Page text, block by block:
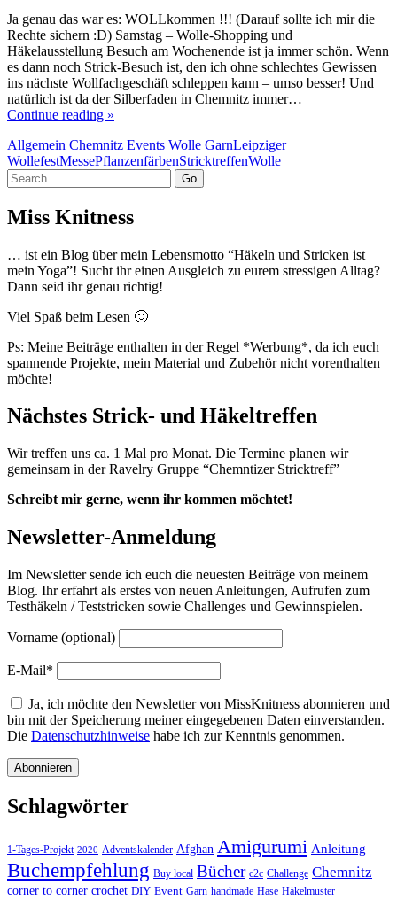
Ja genau das war es: WOLLkommen !!! (Darauf sollte ich mir die
Rechte sichern :D) Samstag – Wolle-Shopping und
Häkelausstellung Besuch am Wochenende ist ja immer schön. Wenn
es dann noch Strick-Besuch ist, den ich ohne schlechtes Gewissen
ins nächste Wollfachgeschäft schleppen kann – umso besser! Und
natürlich ist da der Silberfaden in Chemnitz immer…
Continue reading »
Allgemein Chemnitz Events Wolle GarnLeipziger
WollefestMessePflanzenfärbenStricktreffenWolle
Search
Miss Knitness
… ist ein Blog über mein Lebensmotto “Häkeln und Stricken ist
mein Yoga”! Sucht ihr einen Ausgleich zu eurem stressigen Alltag?
Dann seid ihr genau richtig!
Viel Spaß beim Lesen 🙂
Ps: Meine Beiträge enthalten in der Regel *Werbung*, da ich euch
spannende Projekte, mein Material und Zubehör nicht vorenthalten
möchte!
Nächstes Strick- und Häkeltreffen
Wir treffen uns ca. 1 Mal pro Monat. Die Termine planen wir
gemeinsam in der Ravelry Gruppe “Chemntizer Stricktreff”
Schreibt mir gerne, wenn ihr kommen möchtet!
Newsletter-Anmeldung
Im Newsletter sende ich euch die neuesten Beiträge von meinem
Blog. Ihr erfahrt als erstes von neuen Anleitungen, Aufrufen zum
Testhäkeln / Teststricken sowie Challenges und Gewinnspielen.
Vorname (optional)
E-Mail*
Ja, ich möchte den Newsletter von MissKnitness abonnieren und
bin mit der Speicherung meiner eingegebenen Daten einverstanden.
Die Datenschutzhinweise habe ich zur Kenntnis genommen.
Schlagwörter
1-Tages-Projekt 2020 Adventskalender Afghan Amigurumi Anleitung
Buchempfehlung Buy local Bücher c2c Challenge Chemnitz
corner to corner crochet DIY Event Garn handmade Hase Häkelmuster